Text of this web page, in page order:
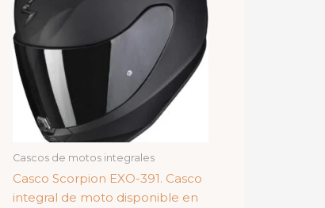
Cascos de motos integrales
Casco Scorpion EXO-391. Casco
integral de moto disponible en